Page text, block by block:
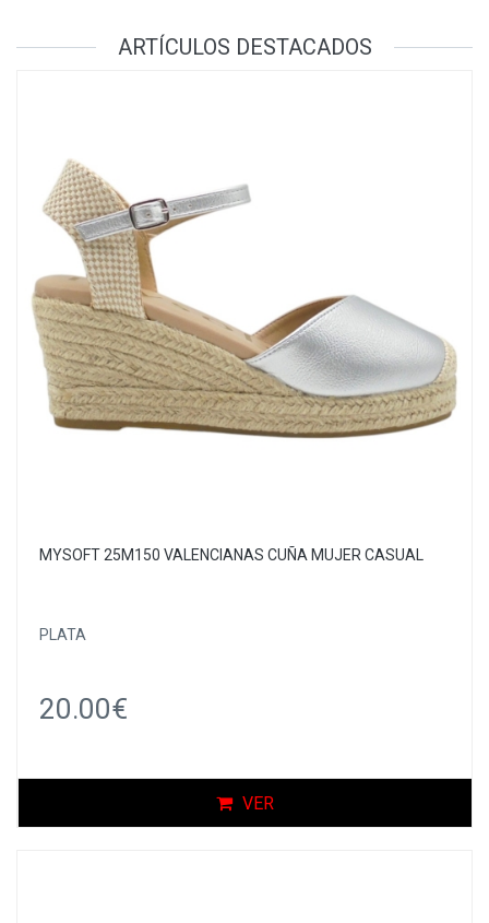
ARTÍCULOS DESTACADOS
MYSOFT 25M150 VALENCIANAS CUÑA MUJER CASUAL
PLATA
20.00€
VER